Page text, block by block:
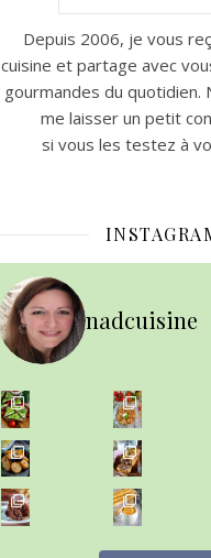
Depuis 2006, je vous
cuisine et partage avec
gourmandes du quotidien.
me laisser un petit
si vous les testez à
nadcuisine
~ SALADE DE PÂTES AUX DEUX TOMATES THON ET BURRA
~ GÂTEAU FONDANT CHOCO NOISETTE ~
C'est lundi